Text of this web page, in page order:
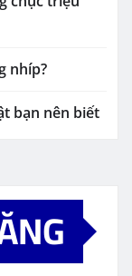
nhíp?
bạn nên biết